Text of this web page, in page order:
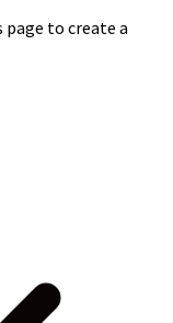
to create a